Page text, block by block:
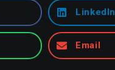
LinkedIn
Email